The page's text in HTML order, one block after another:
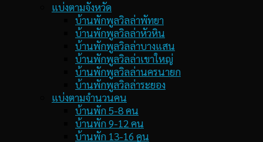
แบ่งตามจังหวัด
บ้านพักพูลวิลล่าพัทยา
บ้านพักพูลวิลล่าหัวหิน
บ้านพักพูลวิลล่าบางแสน
บ้านพักพูลวิลล่าเขาใหญ่
บ้านพักพูลวิลล่านครนายก
บ้านพักพูลวิลล่าระยอง
แบ่งตามจำนวนคน
บ้านพัก 5-8 คน
บ้านพัก 9-12 คน
บ้านพัก 13-16 คน